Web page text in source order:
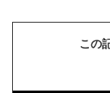
この